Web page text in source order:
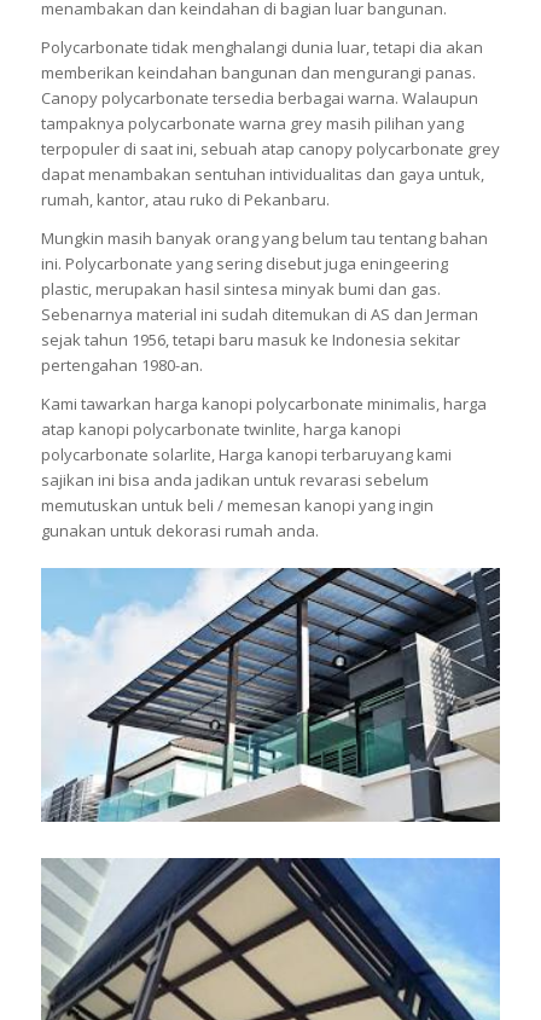
menambakan dan keindahan di bagian luar bangunan.
Polycarbonate tidak menghalangi dunia luar, tetapi dia akan
memberikan keindahan bangunan dan mengurangi panas.
Canopy polycarbonate tersedia berbagai warna. Walaupun
tampaknya polycarbonate warna grey masih pilihan yang
terpopuler di saat ini, sebuah atap canopy polycarbonate grey
dapat menambakan sentuhan intividualitas dan gaya untuk,
rumah, kantor, atau ruko di Pekanbaru.
Mungkin masih banyak orang yang belum tau tentang bahan
ini. Polycarbonate yang sering disebut juga eningeering
plastic, merupakan hasil sintesa minyak bumi dan gas.
Sebenarnya material ini sudah ditemukan di AS dan Jerman
sejak tahun 1956, tetapi baru masuk ke Indonesia sekitar
pertengahan 1980-an.
Kami tawarkan harga kanopi polycarbonate minimalis, harga
atap kanopi polycarbonate twinlite, harga kanopi
polycarbonate solarlite, Harga kanopi terbaruyang kami
sajikan ini bisa anda jadikan untuk revarasi sebelum
memutuskan untuk beli / memesan kanopi yang ingin
gunakan untuk dekorasi rumah anda.